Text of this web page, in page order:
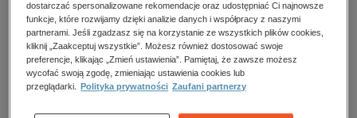
Zobacz wszystkie E-prasa
budownictwo, aranżacja wnętrz
biznesowe, branżowe, gospodarka
Anne Goscinny
Sortowanie Filtrowanie
dostarczać spersonalizowane rekomendacje oraz udostępniać Ci najnowsze
funkcje, które rozwijamy dzięki analizie danych i współpracy z naszymi
partnerami. Jeśli zgadzasz się na korzystanie ze wszystkich plików cookies,
kliknij „Zaakceptuj wszystkie”. Możesz również dostosować swoje
preferencje, klikając „Zmień ustawienia”. Pamiętaj, że zawsze możesz
wycofać swoją zgodę, zmieniając ustawienia cookies lub
przeglądarki.
Polityka prywatności Zaufani partnerzy